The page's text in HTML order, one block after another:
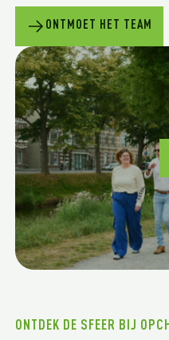
ONTMOET HET TEAM
ONTDEK DE SFEER BIJ